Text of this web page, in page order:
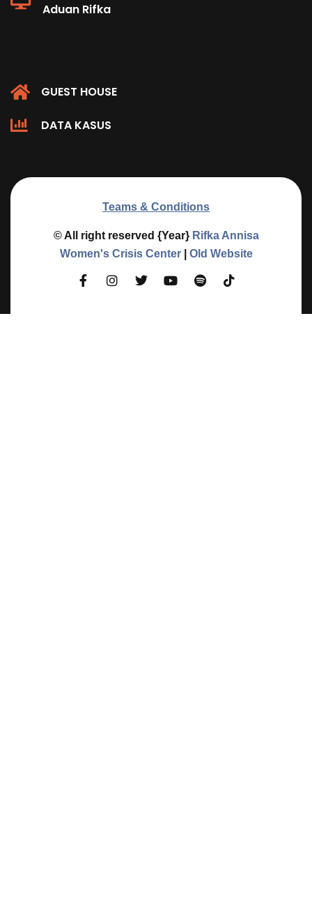
Aduan Rifka
GUEST HOUSE
DATA KASUS
Teams & Conditions
© All right reserved {Year} Rifka Annisa
Women's Crisis Center| Old Website